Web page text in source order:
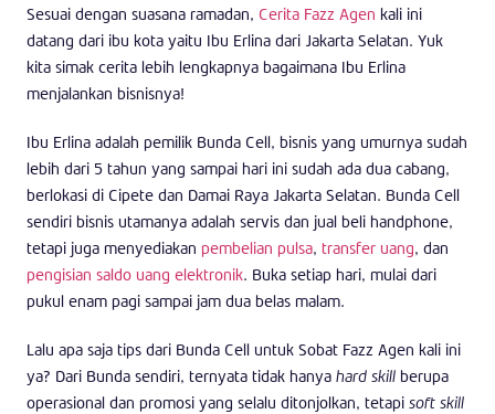
Sesuai dengan suasana ramadan, Cerita Fazz Agen kali ini
datang dari ibu kota yaitu Ibu Erlina dari Jakarta Selatan. Yuk
kita simak cerita lebih lengkapnya bagaimana Ibu Erlina
menjalankan bisnisnya!
Ibu Erlina adalah pemilik Bunda Cell, bisnis yang umurnya sudah
lebih dari 5 tahun yang sampai hari ini sudah ada dua cabang,
berlokasi di Cipete dan Damai Raya Jakarta Selatan. Bunda Cell
sendiri bisnis utamanya adalah servis dan jual beli handphone,
tetapi juga menyediakan pembelian pulsa, transfer uang, dan
pengisian saldo uang elektronik. Buka setiap hari, mulai dari
pukul enam pagi sampai jam dua belas malam.
Lalu apa saja tips dari Bunda Cell untuk Sobat Fazz Agen kali ini
ya? Dari Bunda sendiri, ternyata tidak hanya hard skill berupa
operasional dan promosi yang selalu ditonjolkan, tetapi soft skill